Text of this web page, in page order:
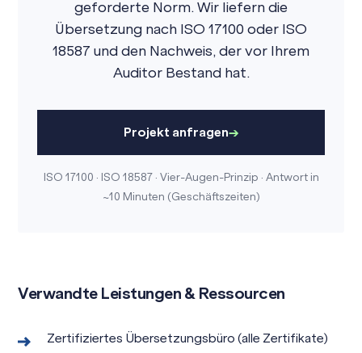
geforderte Norm. Wir liefern die
Übersetzung nach ISO 17100 oder ISO
18587 und den Nachweis, der vor Ihrem
Auditor Bestand hat.
Projekt anfragen
ISO 17100 · ISO 18587 · Vier-Augen-Prinzip · Antwort in
~10 Minuten (Geschäftszeiten)
Verwandte Leistungen & Ressourcen
Zertifiziertes Übersetzungsbüro (alle Zertifikate)